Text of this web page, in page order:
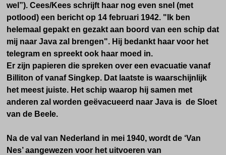
wel”). Cees/Kees schrijft haar nog even snel (met
potlood) een bericht op 14 februari 1942. "Ik ben
helemaal gepakt en gezakt aan boord van een schip dat
mij naar Java zal brengen". Hij bedankt haar voor het
telegram en spreekt ook haar moed in.
Er zijn papieren die spreken over een evacuatie vanaf
Billiton of vanaf Singkep. Dat laatste is waarschijnlijk
het meest juiste. Het schip waarop hij samen met
anderen zal worden geëvacueerd naar Java is de Sloet
van de Beele.
Na de val van Nederland in mei 1940, wordt de ‘Van
Nes’ aangewezen voor het uitvoeren van